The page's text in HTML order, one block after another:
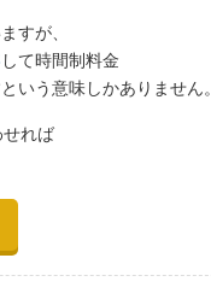
すが、
して時間制料金
いう意味しかありません。
れば